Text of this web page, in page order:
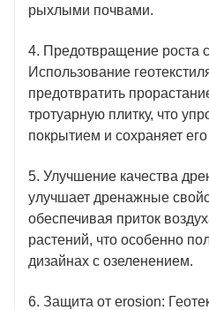
рыхлыми почвами.
4. Предотвращение роста
Использование
предотвратить
тротуарную плитку, что
покрытием и сохраняет
5. Улучшение качества
улучшает дренажные
обеспечивая приток
растений, что особенно
дизайнах с озеленением.
6. Защита от erosion: